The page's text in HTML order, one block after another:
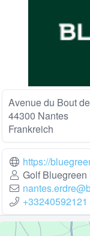
Avenue du Bout
44300 Nantes
Frankreich
https://
Golf
+33240592121